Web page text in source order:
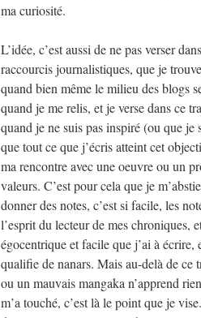
ma curiosité.
L’idée, c’est aussi de ne pas verser
raccourcis journalistiques, que je
quand bien même le milieu des blogs
quand je me relis, et je verse dans ce
quand je ne suis pas inspiré (ou que je
que tout ce que j’écris atteint cet
ma rencontre avec une oeuvre ou un
valeurs. C’est pour cela que je
donner des notes, c’est si facile, les
l’esprit du lecteur de mes chroniques,
égocentrique et facile que j’ai à
qualifie de nanars. Mais au-delà de ce
ou un mauvais mangaka n’apprend
m’a touché, c’est là le point que je